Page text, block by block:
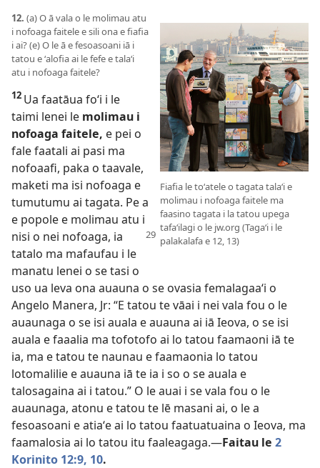
Fiafia le toʻatele o tagata talaʻi e
molimau i nofoaga faitele ma
faasino tagata i la tatou upega
tafaʻilagi o le jw.org (Tagaʻi i le
palakalafa e 12, 13)
12. (a) O ā vala o le molimau atu
i nofoaga faitele e sili ona e fiafia
i ai? (e) O le ā e fesoasoani iā i
tatou e ʻalofia ai le fefe e talaʻi
atu i nofoaga faitele?
12 Ua faatāua foʻi i le
taimi lenei le molimau i
nofoaga faitele, e pei o
fale faatali ai pasi ma
nofoaafi, paka o taavale,
maketi ma isi nofoaga e
tumutumu ai tagata. Pe a
e popole e molimau atu i
nisi o nei nofoaga, ia
tatalo ma mafaufau i le
manatu lenei o se tasi o
uso ua leva ona auauna o se ovasia femalagaaʻi o
Angelo Manera, Jr: “E tatou te vāai i nei vala fou o le
auaunaga o se isi auala e auauna ai iā Ieova, o se isi
auala e faaalia ma tofotofo ai lo tatou faamaoni iā te
ia, ma e tatou te naunau e faamaonia lo tatou
lotomalilie e auauna iā te ia i so o se auala e
talosagaina ai i tatou.” O le auai i se vala fou o le
auaunaga, atonu e tatou te lē masani ai, o le a
fesoasoani e atiaʻe ai lo tatou faatuatuaina o Ieova, ma
faamalosia ai lo tatou itu faaleagaga.—Faitau le 2
Korinito 12:9, 10.